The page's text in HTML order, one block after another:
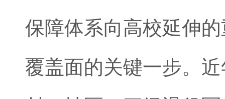
保障体系向高校延伸
覆盖面的关键一步。